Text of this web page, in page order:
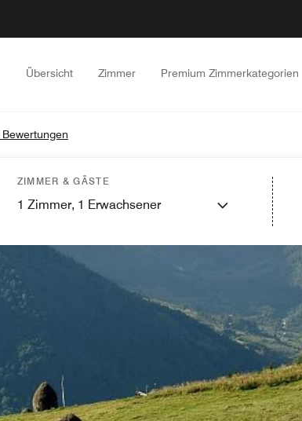
Übersicht Zimmer Premium Zimmerkategorien
ZIMMER & GÄSTE
1 Zimmer, 1 Erwachsener